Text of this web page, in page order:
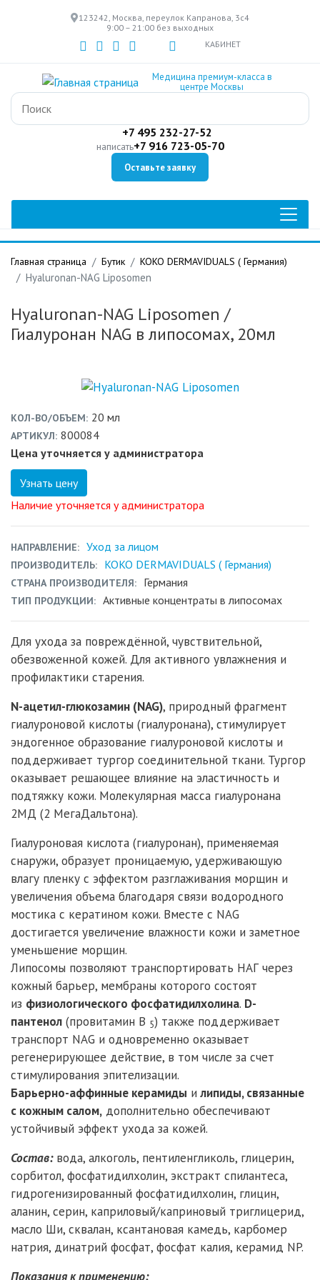
к
основному
содержанию
123242, Москва, переулок Капранова, 3с4
9:00 – 21:00 без выходных
КАБИНЕТ
Медицина премиум-класса в
центре Москвы
+7 495 232-27-52
написать+7 916 723-05-70
Оставьте заявку
Главная страница Бутик KOKO DERMAVIDUALS ( Германия)
Hyaluronan-NAG Liposomen
Hyaluronan-NAG Liposomen /
Гиалуронан NAG в липосомах, 20мл
КОЛ-ВО/ОБЪЕМ 20 мл
АРТИКУЛ 800084
Цена уточняется у администратора
Узнать цену
Наличие уточняется у администратора
НАПРАВЛЕНИЕ Уход за лицом
ПРОИЗВОДИТЕЛЬ KOKO DERMAVIDUALS ( Германия)
СТРАНА ПРОИЗВОДИТЕЛЯ Германия
ТИП ПРОДУКЦИИ Активные концентраты в липосомах
Для ухода за повреждённой, чувствительной,
обезвоженной кожей. Для активного увлажнения и
профилактики старения.
N-ацетил-глюкозамин (NAG), природный фрагмент
гиалуроновой кислоты (гиалуронана), стимулирует
эндогенное образование гиалуроновой кислоты и
поддерживает тургор соединительной ткани. Тургор
оказывает решающее влияние на эластичность и
подтяжку кожи. Молекулярная масса гиалуронана
2МД (2 МегаДальтона).
Гиалуроновая кислота (гиалуронан), применяемая
снаружи, образует проницаемую, удерживающую
влагу пленку с эффектом разглаживания морщин и
увеличения объема благодаря связи водородного
мостика с кератином кожи. Вместе с NAG
достигается увеличение влажности кожи и заметное
уменьшение морщин.
Липосомы позволяют транспортировать НАГ через
кожный барьер, мембраны которого состоят
из физиологического фосфатидилхолина. D-
пантенол (провитамин B 5) также поддерживает
транспорт NAG и одновременно оказывает
регенерирующее действие, в том числе за счет
стимулирования эпителизации.
Барьерно-аффинные керамиды илипиды, связанные
с кожным салом, дополнительно обеспечивают
устойчивый эффект ухода за кожей.
Состав:вода, алкоголь, пентиленгликоль, глицерин,
сорбитол, фосфатидилхолин, экстракт спилантеса,
гидрогенизированный фосфатидилхолин, глицин,
аланин, серин, каприловый/каприновый триглицерид,
масло Ши, сквалан, ксантановая камедь, карбомер
натрия, динатрий фосфат, фосфат калия, керамид NP.
Показания к применению: